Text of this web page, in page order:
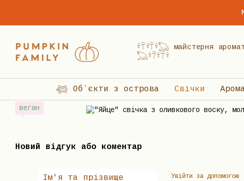
𓍊𓋼𓍊𓋼𓍊𓆏 майстерня
𓆏𓍊𓋼𓍊𓋼𓍊
𓆉 Обʼєкти з острова Свічки
веган
Новий відгук або коментар
Увійти за допомогою